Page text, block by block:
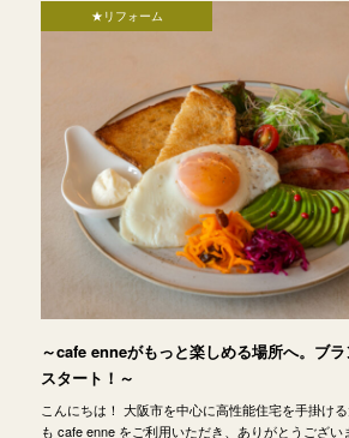
★リフォーム
～cafe enneがもっと楽しめる場所へ。ブ
スタート！～
こんにちは！ 大阪市を中心に高性能住宅を手掛け
も cafe enne をご利用いただき、ありがとうござ